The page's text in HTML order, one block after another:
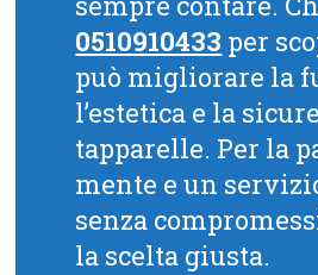
0510910433 per
può migliorare la
l’estetica e la
tapparelle. Per la
mente e un
senza
la scelta giusta.